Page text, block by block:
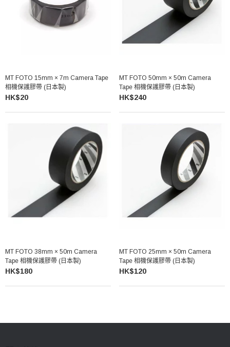
MT FOTO 15mm × 7m Camera Tape
相機保護膠帶 (日本製)
HK$20
MT FOTO 50mm × 50m Camera
Tape 相機保護膠帶 (日本製)
HK$240
MT FOTO 38mm × 50m Camera
Tape 相機保護膠帶 (日本製)
HK$180
MT FOTO 25mm × 50m Camera
Tape 相機保護膠帶 (日本製)
HK$120